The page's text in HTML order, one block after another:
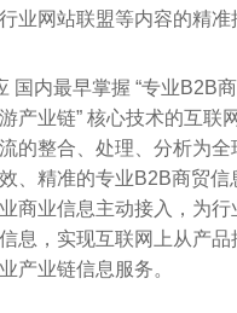
业网站联盟等内容的精准
国内最早掌握 “专业B2B
产业链” 核心技术的互联
的整合、处理、分析为全
、精准的专业B2B商贸信
商业信息主动接入，为
信息，实现互联网上从产
产业链信息服务。